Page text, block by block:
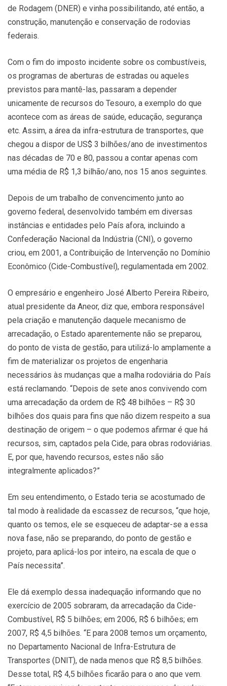
de Rodagem (DNER) e vinha possibilitando, até então, a
construção, manutenção e conservação de rodovias
federais.
Com o fim do imposto incidente sobre os combustíveis,
os programas de aberturas de estradas ou aqueles
previstos para mantê-las, passaram a depender
unicamente de recursos do Tesouro, a exemplo do que
acontece com as áreas de saúde, educação, segurança
etc. Assim, a área da infra-estrutura de transportes, que
chegou a dispor de US$ 3 bilhões/ano de investimentos
nas décadas de 70 e 80, passou a contar apenas com
uma média de R$ 1,3 bilhão/ano, nos 15 anos seguintes.
Depois de um trabalho de convencimento junto ao
governo federal, desenvolvido também em diversas
instâncias e entidades pelo País afora, incluindo a
Confederação Nacional da Indústria (CNI), o governo
criou, em 2001, a Contribuição de Intervenção no Domínio
Econômico (Cide-Combustível), regulamentada em 2002.
O empresário e engenheiro José Alberto Pereira Ribeiro,
atual presidente da Aneor, diz que, embora responsável
pela criação e manutenção daquele mecanismo de
arrecadação, o Estado aparentemente não se preparou,
do ponto de vista de gestão, para utilizá-lo amplamente a
fim de materializar os projetos de engenharia
necessários às mudanças que a malha rodoviária do País
está reclamando. “Depois de sete anos convivendo com
uma arrecadação da ordem de R$ 48 bilhões – R$ 30
bilhões dos quais para fins que não dizem respeito a sua
destinação de origem – o que podemos afirmar é que há
recursos, sim, captados pela Cide, para obras rodoviárias.
E, por que, havendo recursos, estes não são
integralmente aplicados?”
Em seu entendimento, o Estado teria se acostumado de
tal modo à realidade da escassez de recursos, “que hoje,
quanto os temos, ele se esqueceu de adaptar-se a essa
nova fase, não se preparando, do ponto de gestão e
projeto, para aplicá-los por inteiro, na escala de que o
País necessita”.
Ele dá exemplo dessa inadequação informando que no
exercício de 2005 sobraram, da arrecadação da Cide-
Combustível, R$ 5 bilhões; em 2006, R$ 6 bilhões; em
2007, R$ 4,5 bilhões. “E para 2008 temos um orçamento,
no Departamento Nacional de Infra-Estrutura de
Transportes (DNIT), de nada menos que R$ 8,5 bilhões.
Desse total, R$ 4,5 bilhões ficarão para o ano que vem.